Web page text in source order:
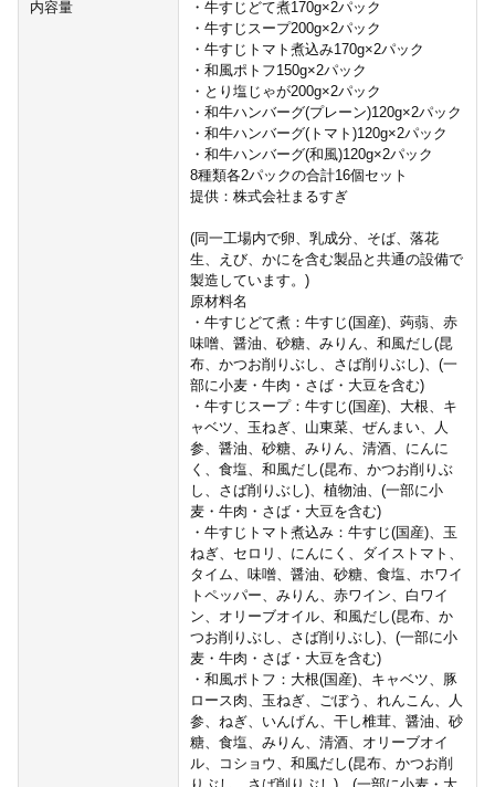
内容量
・牛すじどて煮170g×2パック
・牛すじスープ200g×2パック
・牛すじトマト煮込み170g×2パック
・和風ポトフ150g×2パック
・とり塩じゃが200g×2パック
・和牛ハンバーグ(プレーン)120g×2パック
・和牛ハンバーグ(トマト)120g×2パック
・和牛ハンバーグ(和風)120g×2パック
8種類各2パックの合計16個セット
提供：株式会社まるすぎ
(同一工場内で卵、乳成分、そば、落花
生、えび、かにを含む製品と共通の設備で
製造しています。)
原材料名
・牛すじどて煮：牛すじ(国産)、蒟蒻、赤
味噌、醤油、砂糖、みりん、和風だし(昆
布、かつお削りぶし、さば削りぶし)、(一
部に小麦・牛肉・さば・大豆を含む)
・牛すじスープ：牛すじ(国産)、大根、キ
ャベツ、玉ねぎ、山東菜、ぜんまい、人
参、醤油、砂糖、みりん、清酒、にんに
く、食塩、和風だし(昆布、かつお削りぶ
し、さば削りぶし)、植物油、(一部に小
麦・牛肉・さば・大豆を含む)
・牛すじトマト煮込み：牛すじ(国産)、玉
ねぎ、セロリ、にんにく、ダイストマト、
タイム、味噌、醤油、砂糖、食塩、ホワイ
トペッパー、みりん、赤ワイン、白ワイ
ン、オリーブオイル、和風だし(昆布、か
つお削りぶし、さば削りぶし)、(一部に小
麦・牛肉・さば・大豆を含む)
・和風ポトフ：大根(国産)、キャベツ、豚
ロース肉、玉ねぎ、ごぼう、れんこん、人
参、ねぎ、いんげん、干し椎茸、醤油、砂
糖、食塩、みりん、清酒、オリーブオイ
ル、コショウ、和風だし(昆布、かつお削